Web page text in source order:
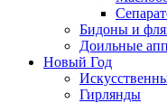
Бидоны и
Доильные
Новый Год
Гирлянды